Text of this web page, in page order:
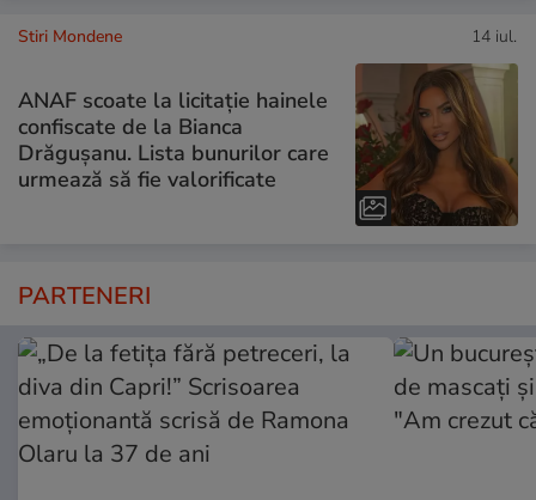
Stiri Mondene 14 iul.
ANAF scoate la licitație hainele
confiscate de la Bianca
Drăgușanu. Lista bunurilor care
urmează să fie valorificate
PARTENERI